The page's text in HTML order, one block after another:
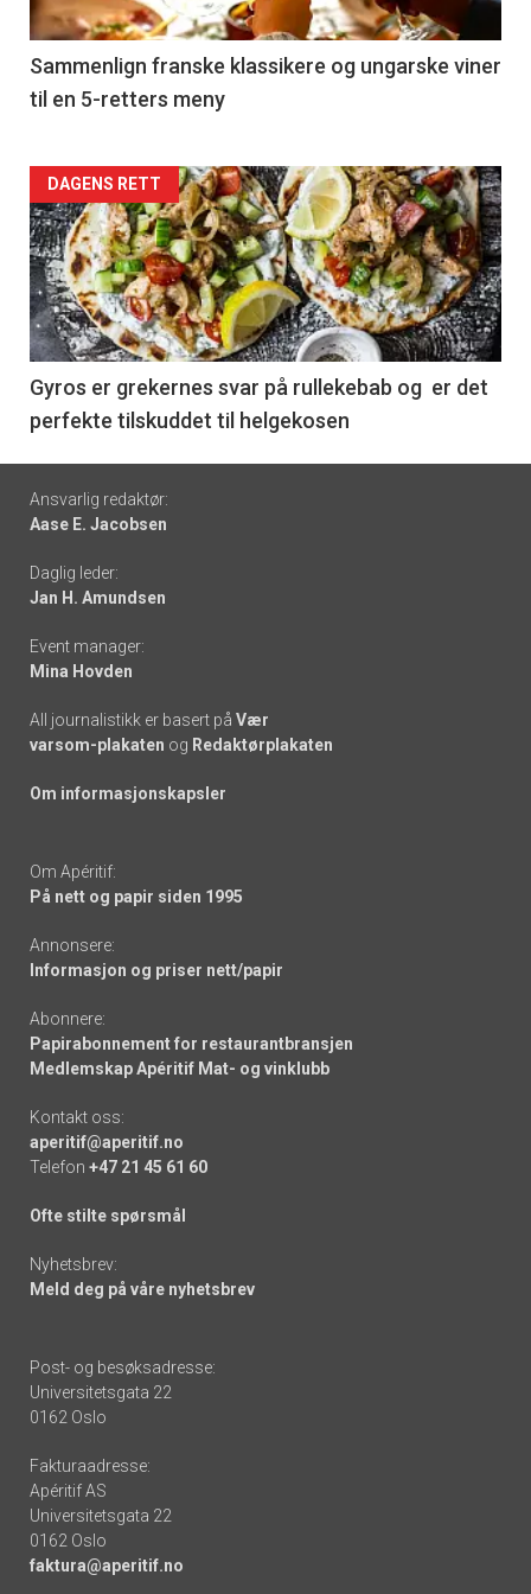
-
5
Sammenlign franske klassikere og ungarske viner
til en 5-retters meny
Forsiden
akkurat
nå
-
6
DAGENS RETT
Gyros er grekernes svar på rullekebab og er det
perfekte tilskuddet til helgekosen
Footer
-
links
Ansvarlig redaktør:
Aase E. Jacobsen
Daglig leder:
Jan H. Amundsen
Event manager:
Mina Hovden
All journalistikk er basert på Vær
varsom-plakaten og Redaktørplakaten
Om informasjonskapsler
Om Apéritif:
På nett og papir siden 1995
Annonsere:
Informasjon og priser nett/papir
Abonnere:
Papirabonnement for restaurantbransjen
Medlemskap Apéritif Mat- og vinklubb
Kontakt oss:
aperitif@aperitif.no
Telefon +47 21 45 61 60
Ofte stilte spørsmål
Nyhetsbrev:
Meld deg på våre nyhetsbrev
Post- og besøksadresse:
Universitetsgata 22
0162 Oslo
Fakturaadresse:
Apéritif AS
Universitetsgata 22
0162 Oslo
faktura@aperitif.no